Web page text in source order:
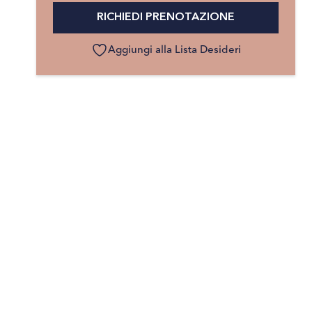
RICHIEDI PRENOTAZIONE
Aggiungi alla Lista Desideri